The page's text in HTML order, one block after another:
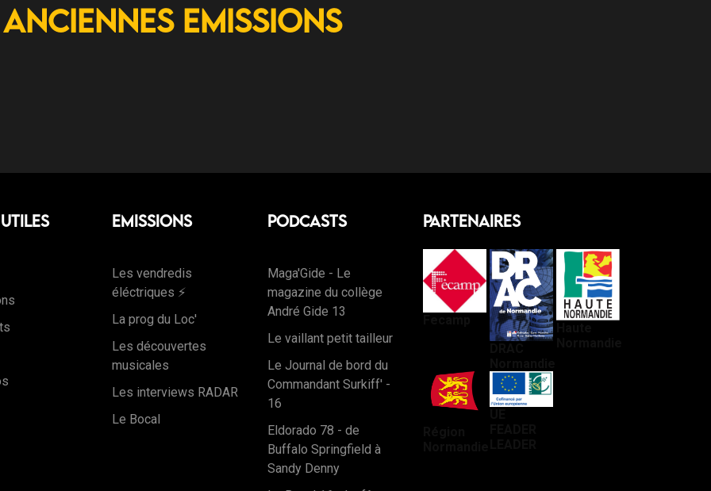
Anciennes Emissions
Utiles Emissions
Les vendredis
éléctriques ⚡️
La prog du Loc'
Les découvertes
musicales
Les interviews RADAR
Le Bocal
Podcasts
Maga'Gide - Le
magazine du collège
André Gide 13
Le vaillant petit tailleur
Le Journal de bord du
Commandant Surkiff' -
16
Eldorado 78 - de
Buffalo Springfield à
Sandy Denny
Partenaires